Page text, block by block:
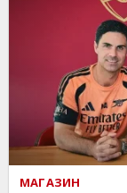
МАГАЗИН